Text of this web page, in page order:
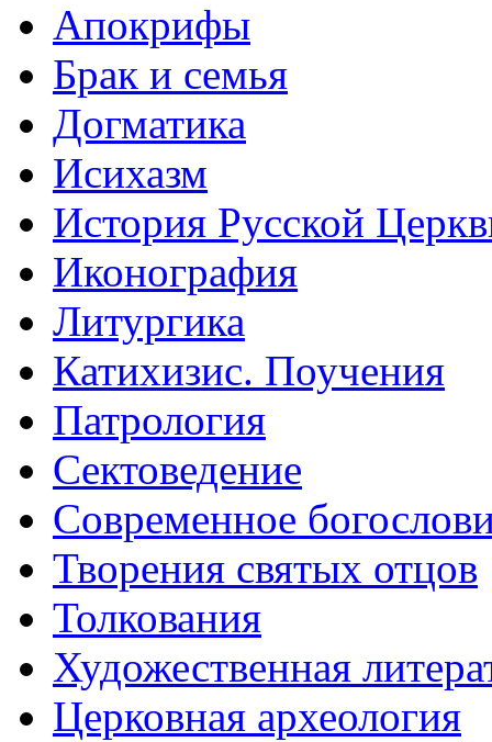
Апокрифы
Брак и семья
Догматика
Исихазм
История Русской
Иконография
Литургика
Катихизис. Поучения
Патрология
Сектоведение
Современное
Творения святых отцов
Толкования
Художественная
Церковная археология